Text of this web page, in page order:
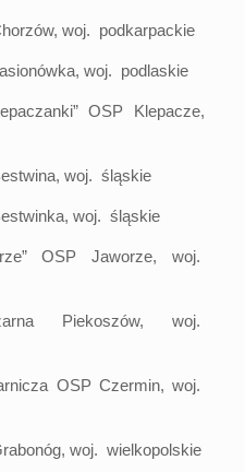
woj. podkarpackie
woj. podlaskie
OSP Klepacze,
woj. śląskie
woj. śląskie
OSP Jaworze, woj.
Piekoszów, woj.
OSP Czermin, woj.
woj. wielkopolskie